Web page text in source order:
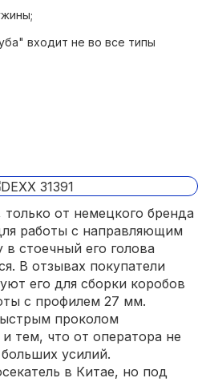
входит не во все типы
от немецкого бренда
работы с направляющим
стоечный его голова
В отзывах покупатели
его для сборки коробов
с профилем 27 мм.
проколом
тем, что от оператора не
больших усилий.
в Китае, но под